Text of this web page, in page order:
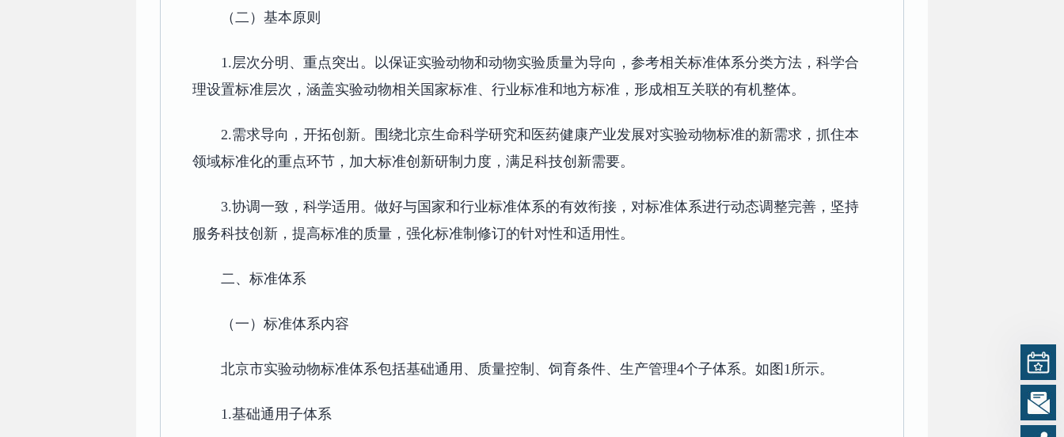
（二）基本原则
1.层次分明、重点突出。以保证实验动物和动物实验质量为导向，参考相关标准体系分类方法，科学合
理设置标准层次，涵盖实验动物相关国家标准、行业标准和地方标准，形成相互关联的有机整体。
2.需求导向，开拓创新。围绕北京生命科学研究和医药健康产业发展对实验动物标准的新需求，抓住本
领域标准化的重点环节，加大标准创新研制力度，满足科技创新需要。
3.协调一致，科学适用。做好与国家和行业标准体系的有效衔接，对标准体系进行动态调整完善，坚持
服务科技创新，提高标准的质量，强化标准制修订的针对性和适用性。
二、标准体系
（一）标准体系内容
北京市实验动物标准体系包括基础通用、质量控制、饲育条件、生产管理4个子体系。如图1所示。
1.基础通用子体系